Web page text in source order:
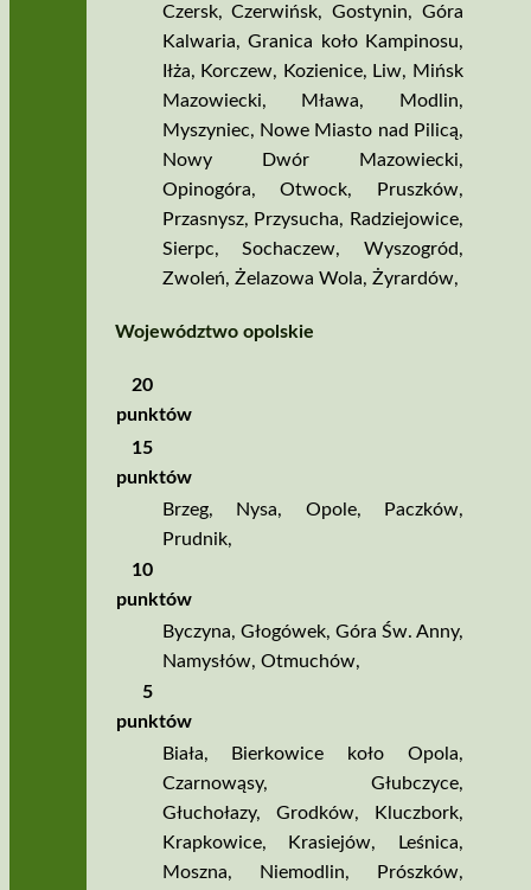
Czersk,Czerwińsk,Gostynin, Góra
Kalwaria,Granica koło Kampinosu,
Iłża, Korczew, Kozienice, Liw, Mińsk
Mazowiecki, Mława, Modlin,
Myszyniec, Nowe Miasto nad Pilicą,
Nowy Dwór Mazowiecki,
Opinogóra,Otwock, Pruszków,
Przasnysz, Przysucha, Radziejowice,
Sierpc,Sochaczew, Wyszogród,
Zwoleń, Żelazowa Wola, Żyrardów,
Województwo opolskie
20
punktów
15
punktów
Brzeg, Nysa, Opole, Paczków,
Prudnik,
10
punktów
Byczyna, Głogówek, Góra Św. Anny,
Namysłów, Otmuchów,
5
punktów
Biała, Bierkowice koło Opola,
Czarnowąsy, Głubczyce,
Głuchołazy, Grodków, Kluczbork,
Krapkowice, Krasiejów, Leśnica,
Moszna, Niemodlin, Prószków,